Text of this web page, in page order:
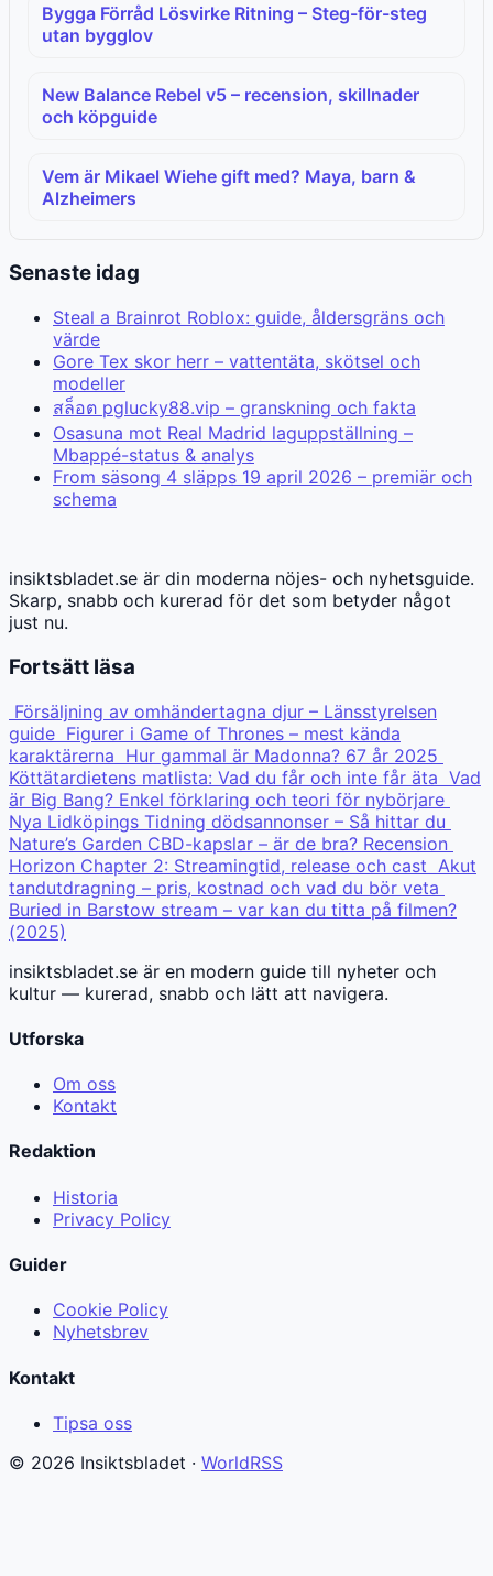
Bygga Förråd Lösvirke Ritning – Steg-för-steg
utan bygglov
New Balance Rebel v5 – recension, skillnader
och köpguide
Vem är Mikael Wiehe gift med? Maya, barn &
Alzheimers
Senaste idag
Steal a Brainrot Roblox: guide, åldersgräns och
värde
Gore Tex skor herr – vattentäta, skötsel och
modeller
สล็อต pglucky88.vip – granskning och fakta
Osasuna mot Real Madrid laguppställning –
Mbappé-status & analys
From säsong 4 släpps 19 april 2026 – premiär och
schema
insiktsbladet.se är din moderna nöjes- och nyhetsguide.
Skarp, snabb och kurerad för det som betyder något
just nu.
Fortsätt läsa
Försäljning av omhändertagna djur – Länsstyrelsen
guide Figurer i Game of Thrones – mest kända
karaktärerna Hur gammal är Madonna? 67 år 2025
Köttätardietens matlista: Vad du får och inte får äta Vad
är Big Bang? Enkel förklaring och teori för nybörjare
Nya Lidköpings Tidning dödsannonser – Så hittar du
Nature’s Garden CBD-kapslar – är de bra? Recension
Horizon Chapter 2: Streamingtid, release och cast Akut
tandutdragning – pris, kostnad och vad du bör veta
Buried in Barstow stream – var kan du titta på filmen?
(2025)
insiktsbladet.se är en modern guide till nyheter och
kultur — kurerad, snabb och lätt att navigera.
Utforska
Om oss
Kontakt
Redaktion
Historia
Privacy Policy
Guider
Cookie Policy
Nyhetsbrev
Kontakt
Tipsa oss
© 2026 Insiktsbladet · WorldRSS